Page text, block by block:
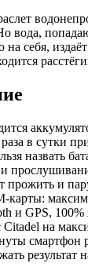
вода,
на себя,
в сутки
назвать
прожить и
карты:
и GPS, 100%
на
смартфон
результат